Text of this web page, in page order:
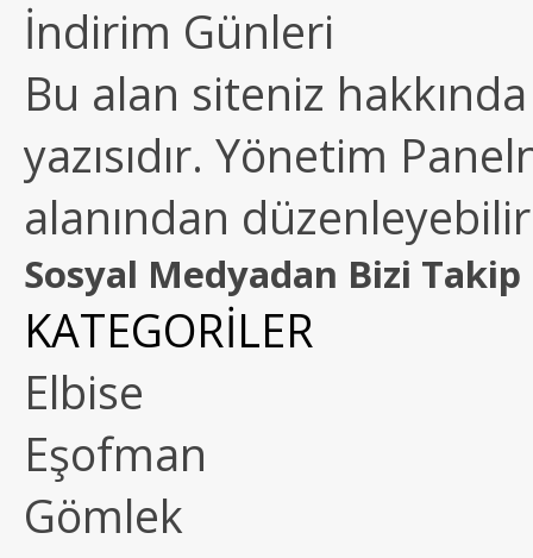
İndirim Günleri
Bu alan siteniz
yazısıdır. Yönetim
alanından
Sosyal Medyadan Bizi Takip
KATEGORİLER
Elbise
Eşofman
Gömlek